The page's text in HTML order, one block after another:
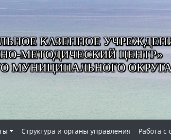
КАЗЕННОЕ
МЕТОДИЧЕСКИЙ ЦЕНТР»
МУНИЦИПАЛЬНОГО
Структура и органы управления
Работа